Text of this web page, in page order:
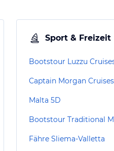
Sport & Freizeit
Bootstour Luzzu
Captain Morgan Cruises
Malta 5D
Bootstour Traditional
Fähre Sliema-Valletta